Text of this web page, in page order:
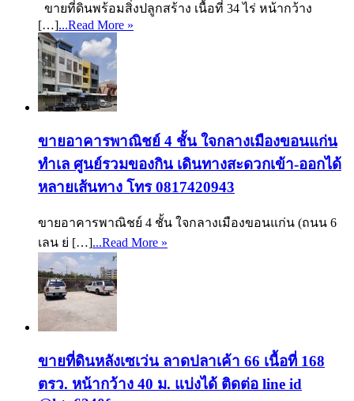
ขายที่ดินพร้อมสิ่งปลูกสร้าง เนื้อที่ 34 ไร่ หน้ากว้าง
[…]...Read More »
ขายอาคารพาณิชย์ 4 ชั้น ใจกลางเมืองขอนแก่น
ทำเล ศูนย์รวมของกิน เดินทางสะดวกเข้า-ออกได้
หลายเส้นทาง โทร 0817420943
ขายอาคารพาณิชย์ 4 ชั้น ใจกลางเมืองขอนแก่น (ถนน 6
เลน ย่ […]...Read More »
ขายที่ดินหลังเซเว่น ลาดปลาเค้า 66 เนื้อที่ 168
ตรว. หน้ากว้าง 40 ม. แบ่งได้ ติดต่อ line id